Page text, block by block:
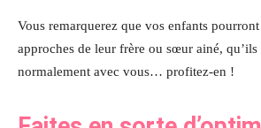
Vous remarquerez que vos enfants
approches de leur frère ou sœur ainé,
normalement avec vous… profitez-en !